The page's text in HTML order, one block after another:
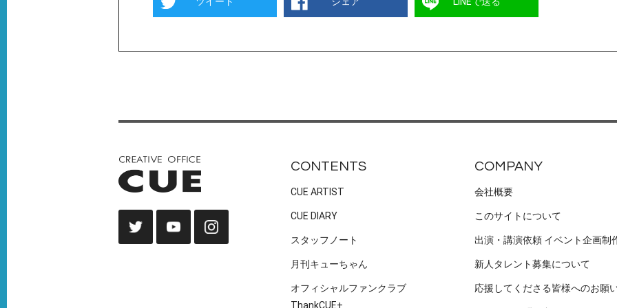
CONTENTS
CUE ARTIST
CUE DIARY
スタッフノート
月刊キューちゃん
オフィシャルファンクラブ
ThankCUE+
COMPANY
会社概要
このサイトについて
出演・講演依頼 イベント企画制
新人タレント募集について
応援してくださる皆様へのお願